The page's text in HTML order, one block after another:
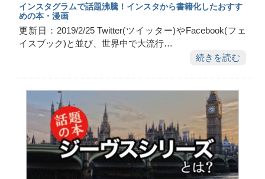
インスタグラムで話題沸騰！インスタから書籍化したおすす
めの本・漫画
更新日：2019/2/25 Twitter(ツイッター)やFacebook(フェ
イスブック)と並び、世界中で大流行…
続きを読む